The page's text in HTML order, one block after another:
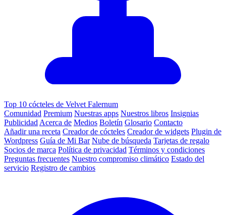
Top 10 cócteles de Velvet Falernum
Comunidad Premium Nuestras apps Nuestros libros Insignias
Publicidad Acerca de Medios Boletín Glosario Contacto
Añadir una receta Creador de cócteles Creador de widgets Plugin de
Wordpress Guía de Mi Bar Nube de búsqueda Tarjetas de regalo
Socios de marca Política de privacidad Términos y condiciones
Preguntas frecuentes Nuestro compromiso climático Estado del
servicio Registro de cambios